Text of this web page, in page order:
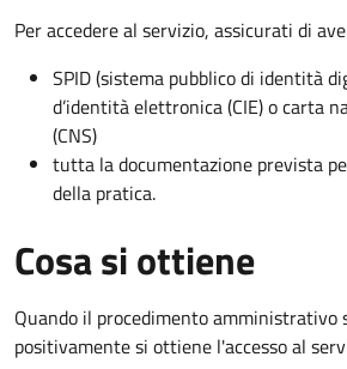
Per accedere al servizio, assicurati di
SPID (sistema pubblico di identità
d’identità elettronica (CIE) o carta
(CNS)
tutta la documentazione prevista
della pratica.
Cosa si ottiene
Quando il procedimento amministrativo
positivamente si ottiene l'accesso al